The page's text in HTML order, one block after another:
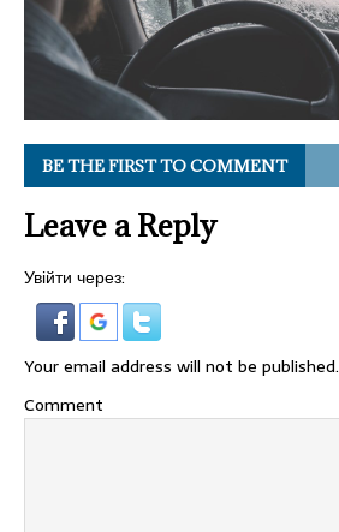
BE THE FIRST TO COMMENT
Leave a Reply
Увійти через:
Your email address will not be published.
Comment